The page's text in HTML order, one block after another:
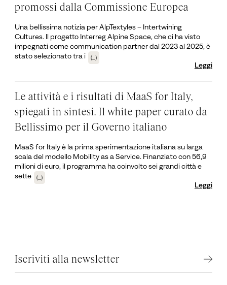
promossi dalla Commissione Europea
Una bellissima notizia per AlpTextyles – Intertwining
Cultures. Il progetto Interreg Alpine Space, che ci ha visto
impegnati come communication partner dal 2023 al 2025, è
stato selezionato tra i
(...)
Leggi
Le attività e i risultati di MaaS for Italy,
spiegati in sintesi. Il white paper curato da
Bellissimo per il Governo italiano
MaaS for Italy è la prima sperimentazione italiana su larga
scala del modello Mobility as a Service. Finanziato con 56,9
milioni di euro, il programma ha coinvolto sei grandi città e
sette
(...)
Leggi
Iscriviti alla newsletter